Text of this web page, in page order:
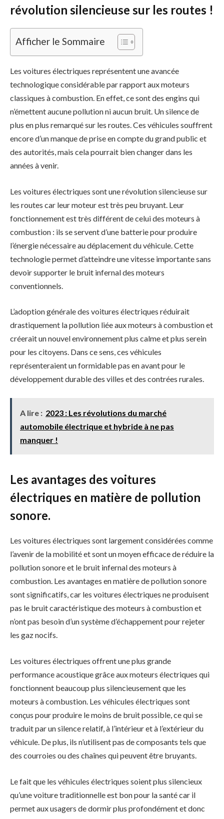
révolution silencieuse sur les routes !
Afficher le Sommaire
Les voitures électriques représentent une avancée
technologique considérable par rapport aux moteurs
classiques à combustion. En effet, ce sont des engins qui
n’émettent aucune pollution ni aucun bruit. Un silence de
plus en plus remarqué sur les routes. Ces véhicules souffrent
encore d’un manque de prise en compte du grand public et
des autorités, mais cela pourrait bien changer dans les
années à venir.
Les voitures électriques sont une révolution silencieuse sur
les routes car leur moteur est très peu bruyant. Leur
fonctionnement est très différent de celui des moteurs à
combustion : ils se servent d’une batterie pour produire
l’énergie nécessaire au déplacement du véhicule. Cette
technologie permet d’atteindre une vitesse importante sans
devoir supporter le bruit infernal des moteurs
conventionnels.
L’adoption générale des voitures électriques réduirait
drastiquement la pollution liée aux moteurs à combustion et
créerait un nouvel environnement plus calme et plus serein
pour les citoyens. Dans ce sens, ces véhicules
représenteraient un formidable pas en avant pour le
développement durable des villes et des contrées rurales.
A lire : 2023 : Les révolutions du marché
automobile électrique et hybride à ne pas
manquer !
Les avantages des voitures
électriques en matière de pollution
sonore.
Les voitures électriques sont largement considérées comme
l’avenir de la mobilité et sont un moyen efficace de réduire la
pollution sonore et le bruit infernal des moteurs à
combustion. Les avantages en matière de pollution sonore
sont significatifs, car les voitures électriques ne produisent
pas le bruit caractéristique des moteurs à combustion et
n’ont pas besoin d’un système d’échappement pour rejeter
les gaz nocifs.
Les voitures électriques offrent une plus grande
performance acoustique grâce aux moteurs électriques qui
fonctionnent beaucoup plus silencieusement que les
moteurs à combustion. Les véhicules électriques sont
conçus pour produire le moins de bruit possible, ce qui se
traduit par un silence relatif, à l’intérieur et à l’extérieur du
véhicule. De plus, ils n’utilisent pas de composants tels que
des courroies ou des chaînes qui peuvent être bruyants.
Le fait que les véhicules électriques soient plus silencieux
qu’une voiture traditionnelle est bon pour la santé car il
permet aux usagers de dormir plus profondément et donc